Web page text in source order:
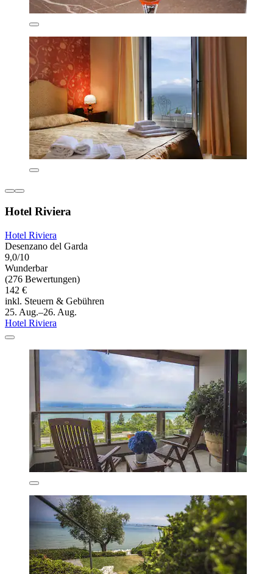
Hotel Riviera
Hotel Riviera
Desenzano del Garda
9,0/10
Wunderbar
(276 Bewertungen)
142 €
inkl. Steuern & Gebühren
25. Aug.–26. Aug.
Hotel Riviera